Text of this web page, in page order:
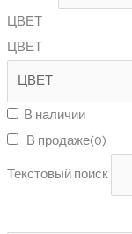
ЦВЕТ
ЦВЕТ
В наличии
В продаже(0)
Текстовый поиск